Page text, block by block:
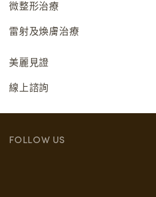
微整形治療
雷射及煥膚治療
美麗見證
線上諮詢
FOLLOW US